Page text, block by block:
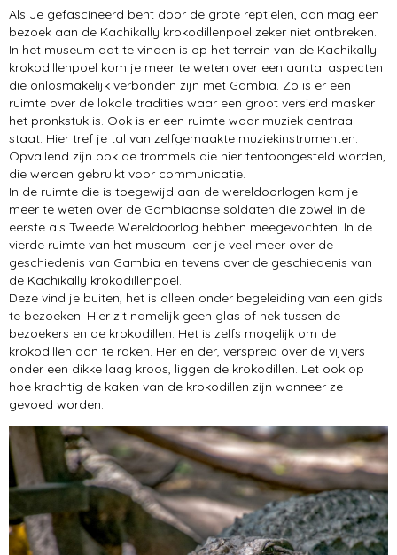
Als Je gefascineerd bent door de grote reptielen, dan mag een
bezoek aan de Kachikally krokodillenpoel zeker niet ontbreken.
In het museum dat te vinden is op het terrein van de Kachikally
krokodillenpoel kom je meer te weten over een aantal aspecten
die onlosmakelijk verbonden zijn met Gambia. Zo is er een
ruimte over de lokale tradities waar een groot versierd masker
het pronkstuk is. Ook is er een ruimte waar muziek centraal
staat. Hier tref je tal van zelfgemaakte muziekinstrumenten.
Opvallend zijn ook de trommels die hier tentoongesteld worden,
die werden gebruikt voor communicatie.
In de ruimte die is toegewijd aan de wereldoorlogen kom je
meer te weten over de Gambiaanse soldaten die zowel in de
eerste als Tweede Wereldoorlog hebben meegevochten. In de
vierde ruimte van het museum leer je veel meer over de
geschiedenis van Gambia en tevens over de geschiedenis van
de Kachikally krokodillenpoel.
Deze vind je buiten, het is alleen onder begeleiding van een gids
te bezoeken. Hier zit namelijk geen glas of hek tussen de
bezoekers en de krokodillen. Het is zelfs mogelijk om de
krokodillen aan te raken. Her en der, verspreid over de vijvers
onder een dikke laag kroos, liggen de krokodillen. Let ook op
hoe krachtig de kaken van de krokodillen zijn wanneer ze
gevoed worden.